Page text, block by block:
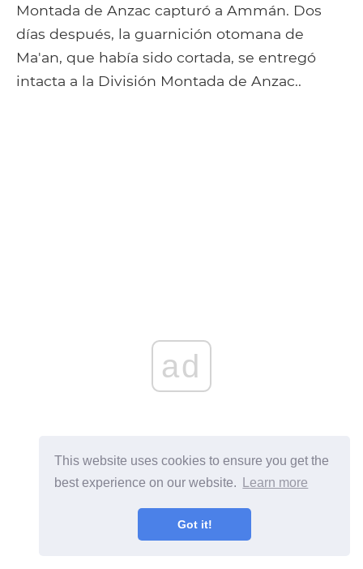
This website uses cookies to ensure you get the
best experience on our website.
Learn more
Got it!
Montada de Anzac capturó a Ammán. Dos
días después, la guarnición otomana de
Ma'an, que había sido cortada, se entregó
intacta a la División Montada de Anzac..
ad